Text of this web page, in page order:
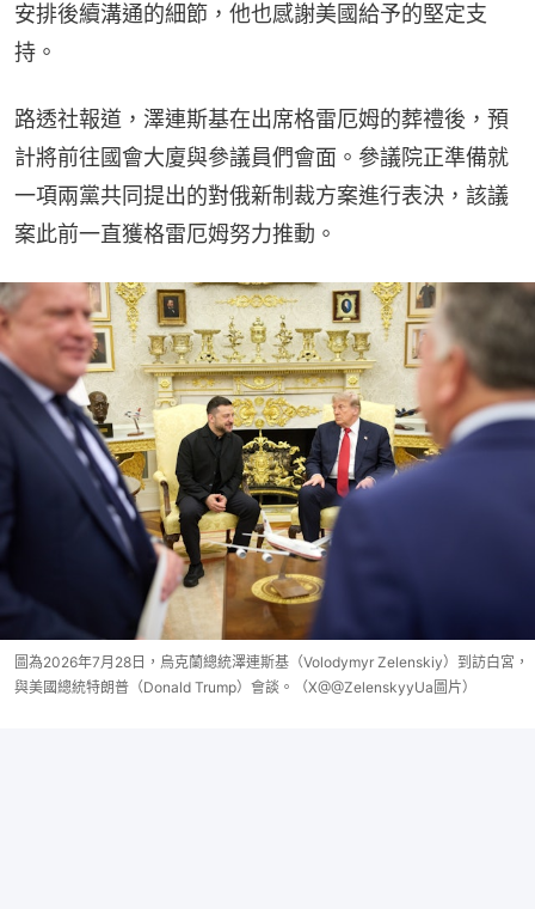
安排後續溝通的細節，他也感謝美國給予的堅定支
持。
路透社報道，澤連斯基在出席格雷厄姆的葬禮後，預
計將前往國會大廈與參議員們會面。參議院正準備就
一項兩黨共同提出的對俄新制裁方案進行表決，該議
案此前一直獲格雷厄姆努力推動。
圖為2026年7月28日，烏克蘭總統澤連斯基（Volodymyr Zelenskiy）到訪白宮，
與美國總統特朗普（Donald Trump）會談。（X@@ZelenskyyUa圖片）